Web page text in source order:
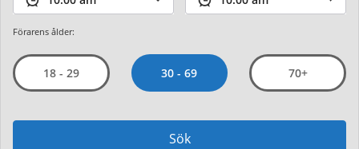
Förarens ålder:
18 - 29 30 - 69 70+
Sök